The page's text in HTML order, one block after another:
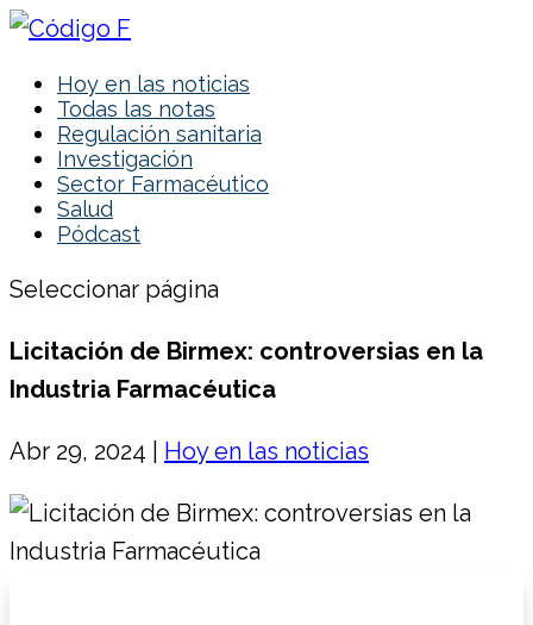
Hoy en las noticias
Todas las notas
Regulación sanitaria
Investigación
Sector Farmacéutico
Salud
Pódcast
Seleccionar página
Licitación de Birmex: controversias en la
Industria Farmacéutica
Abr 29, 2024 Hoy en las noticias